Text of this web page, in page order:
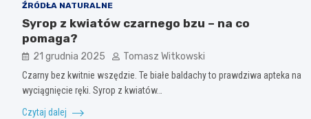
ŹRÓDŁA NATURALNE
Syrop z kwiatów czarnego bzu – na co
pomaga?
21 grudnia 2025 Tomasz Witkowski
Czarny bez kwitnie wszędzie. Te białe baldachy to prawdziwa apteka na
wyciągnięcie ręki. Syrop z kwiatów…
Czytaj dalej